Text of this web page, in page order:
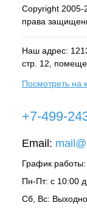
Copyright 2005-
права
Наш адрес:
стр. 12,
Посмотреть на
+7-499-
Email:
График работы:
Пн-Пт: с 10:00
Сб, Вс: